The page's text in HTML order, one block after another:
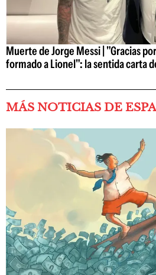
Muerte de Jorge Messi | "Gracias
formado a Lionel": la sentida carta
MÁS NOTICIAS DE